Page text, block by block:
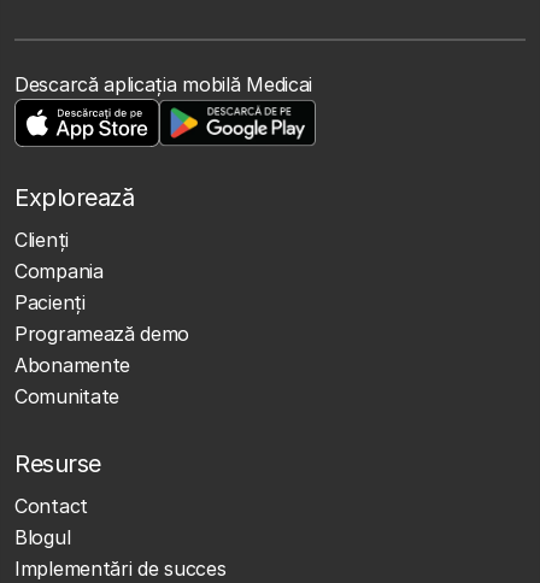
Descarcă aplicația mobilă Medicai
Explorează
Clienţi
Compania
Pacienți
Programează demo
Abonamente
Comunitate
Resurse
Contact
Blogul
Implementări de succes